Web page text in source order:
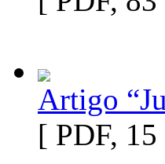
Artigo
[ PDF,